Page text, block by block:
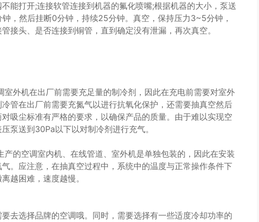
能打开;连接软管连接到机器的氟化喷嘴;根据机器的大小，泵送
，然后挂断0分钟，持续25分钟。真空，保持压力3~5分钟，
接头、是否连接到铜管，直到确定没有泄漏，再次真空。
外机在出厂前需要充足量的制冷剂，因此在充电前需要对室外
管在出厂前需要充氮气以进行抗氧化保护，还需要抽真空然后
吸尘标准有严格的要求，以确保产品的质量。由于难以实现空
泵送到30Pa以下以对制冷剂进行充气。
的空调室内机、在线管道、室外机是单独包装的，因此在安装
。应注意，在抽真空过程中，系统中的温度与正常操作条件下
越困难，速度越慢。
去选择品牌的空调哦。同时，需要选择有一些适度冷却功率的